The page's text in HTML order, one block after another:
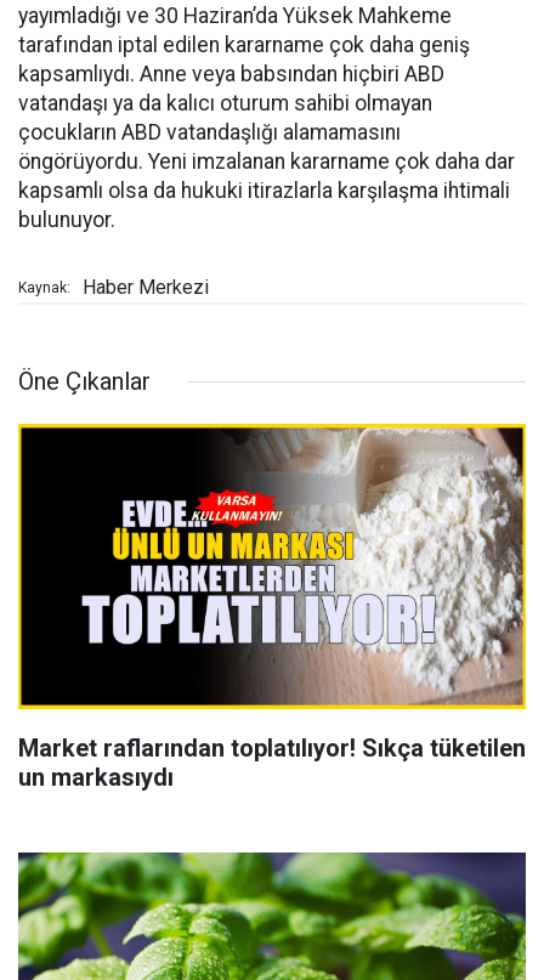
yayımladığı ve 30 Haziran’da Yüksek Mahkeme
tarafından iptal edilen kararname çok daha geniş
kapsamlıydı. Anne veya babsından hiçbiri ABD
vatandaşı ya da kalıcı oturum sahibi olmayan
çocukların ABD vatandaşlığı alamamasını
öngörüyordu. Yeni imzalanan kararname çok daha dar
kapsamlı olsa da hukuki itirazlarla karşılaşma ihtimali
bulunuyor.
Kaynak: Haber Merkezi
Öne Çıkanlar
Market raflarından toplatılıyor! Sıkça tüketilen
un markasıydı